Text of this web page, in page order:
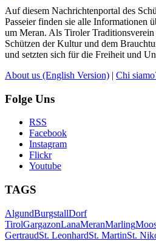
Auf diesem Nachrichtenportal des
Passeier finden sie alle Informationen
um Meran. Als Tiroler
Schützen der Kultur und dem
und setzten sich für die Freiheit und
About us (English Version) | Chi
Folge Uns
RSS
Facebook
Instagram
Flickr
Youtube
TAGS
AlgundBurgstallDorf
TirolGargazonLanaMeranMarling
GertraudSt. LeonhardSt. MartinSt.